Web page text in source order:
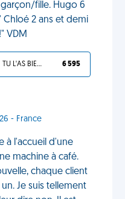
fille. Hugo 6
Chloé 2 ans et demi
VDM
TU L'AS BIEN MÉRITÉ 6 595
- France
à l'accueil d'une
machine à café.
chaque client
Je suis tellement